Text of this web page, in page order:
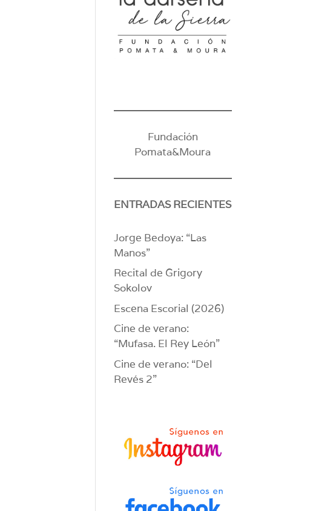
Fundación
Pomata&Moura
ENTRADAS RECIENTES
Jorge Bedoya: “Las
Manos”
Recital de Grigory
Sokolov
Escena Escorial (2026)
Cine de verano:
“Mufasa. El Rey León”
Cine de verano: “Del
Revés 2”